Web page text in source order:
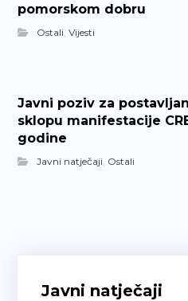
pomorskom dobru
Ostali,Vijesti
Javni poziv za
sklopu manifestacije
godine
Javni natječaji, Ostali
Javni natječaji